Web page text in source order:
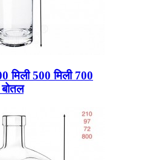
मिली 500 मिली 700
बोतल